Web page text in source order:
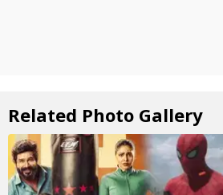
Related Photo Gallery